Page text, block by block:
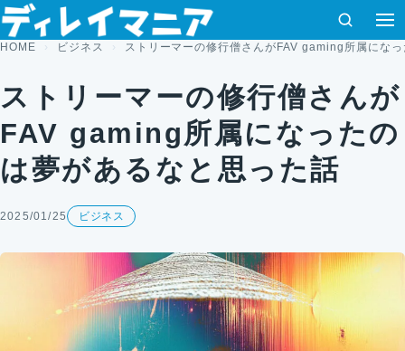
コンテンツへスキップ
検索
HOME ビジネス ストリーマーの修行僧さんがFAV gaming所属にな
ストリーマーの修行僧さんが
FAV gaming所属になったの
は夢があるなと思った話
2025/01/25 ビジネス